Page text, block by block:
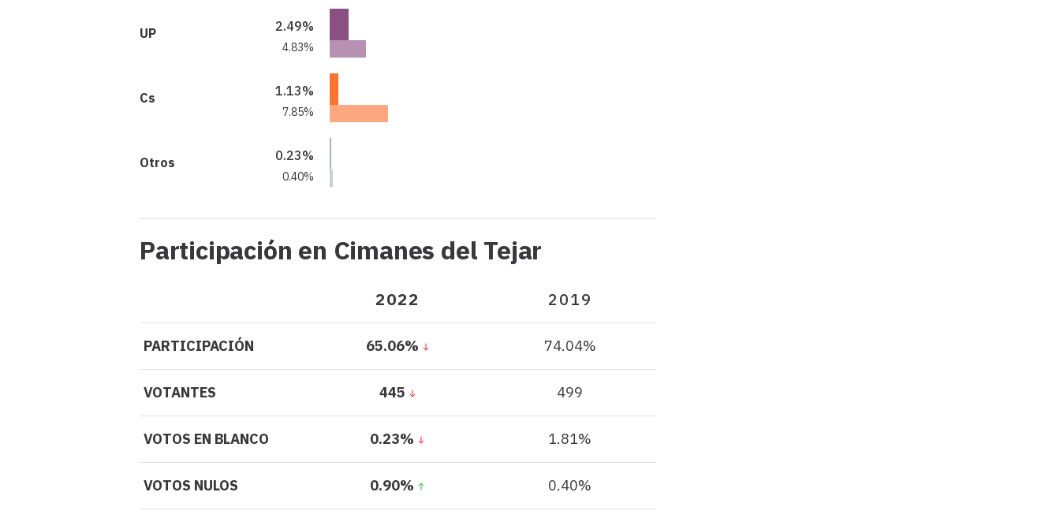
UP 2.49%
4.83%
Cs 1.13%
7.85%
Otros 0.23%
0.40%
Participación en Cimanes del Tejar
Cimanes
del
Tejar
2022 2019
PARTICIPACIÓN 65.06% 74.04%
VOTANTES 445 499
VOTOS EN BLANCO 0.23% 1.81%
VOTOS NULOS 0.90% 0.40%